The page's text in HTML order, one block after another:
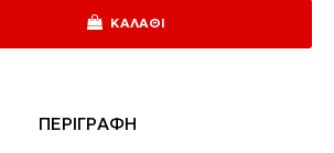
ΚΑΛΆΘΙ
ΠΕΡΙΓΡΑΦΗ